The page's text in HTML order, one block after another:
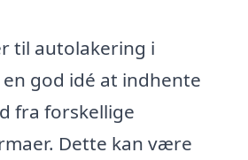
til autolakering i
god idé at indhente
fra forskellige
Dette kan være